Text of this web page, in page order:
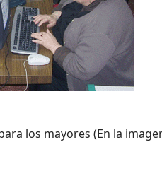
los mayores (En la